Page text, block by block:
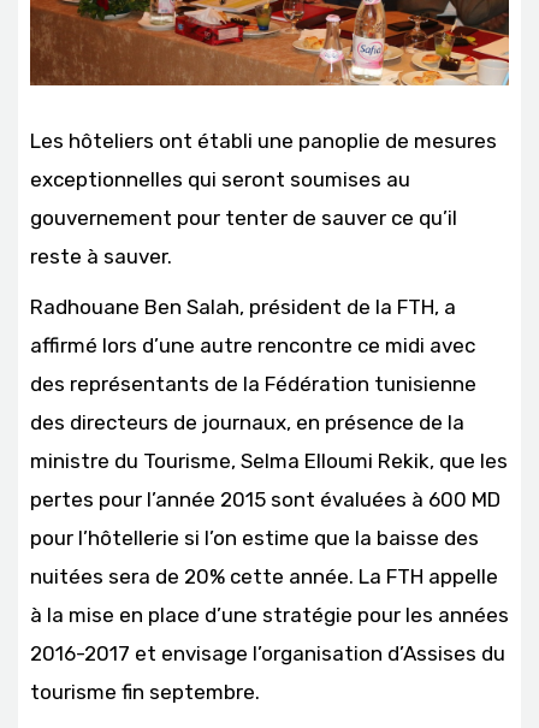
Les hôteliers ont établi une panoplie de mesures
exceptionnelles qui seront soumises au
gouvernement pour tenter de sauver ce qu’il
reste à sauver.
Radhouane Ben Salah, président de la FTH, a
affirmé lors d’une autre rencontre ce midi avec
des représentants de la Fédération tunisienne
des directeurs de journaux, en présence de la
ministre du Tourisme, Selma Elloumi Rekik, que les
pertes pour l’année 2015 sont évaluées à 600 MD
pour l’hôtellerie si l’on estime que la baisse des
nuitées sera de 20% cette année. La FTH appelle
à la mise en place d’une stratégie pour les années
2016-2017 et envisage l’organisation d’Assises du
tourisme fin septembre.